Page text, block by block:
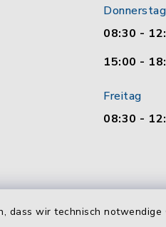
dass wir technisch
Donnerstag
08:30 -
15:00 -
Freitag
08:30 -